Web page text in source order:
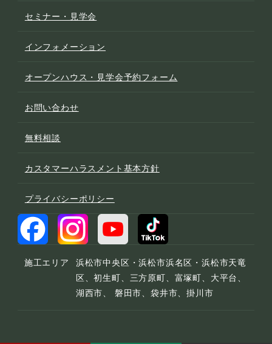
セミナー・見学会
インフォメーション
オープンハウス・見学会予約フォーム
お問い合わせ
無料相談
カスタマーハラスメント基本方針
プライバシーポリシー
施工エリア
浜松市中央区・浜松市浜名区・浜松市天竜
区、初生町、三方原町、富塚町、大平台、
湖西市、 磐田市、袋井市、掛川市